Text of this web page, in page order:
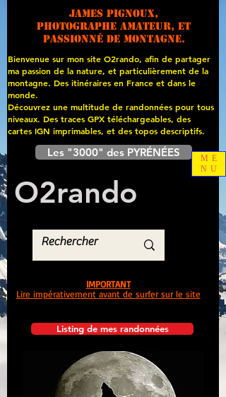
James PIGNOUX,
photographe amateur, et
passionné de montagne.
Bienvenue sur mon site O2rando, afin de partager
ma passion de la nature, et particulièrement de la
montagne. Des itinéraires en France et dans le
monde.
Découvrez une multitude de randonnées pour tous
niveaux. Des traces GPX téléchargeables, des
cartes IGN imprimables, et des topos descriptifs.
Les "3000" des PYRÉNÉES
O2rando
Listing de mes randonnées
IMPORTANT
Lire impérativement avant de surfer sur le site
ME
NU